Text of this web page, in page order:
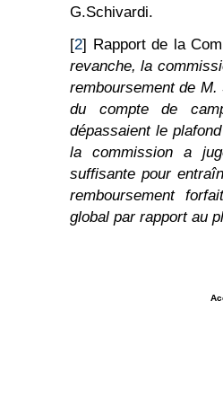
G.Schivardi.
[2] Rapport de la
revanche, la
remboursement de
du compte de
dépassaient le
la commission a
suffisante pour
remboursement
global par rapport au